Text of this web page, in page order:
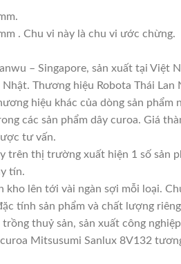
. Chu vi này là chu vi ước chừng.
– Singapore, sản xuất tại
Thương hiệu Robota Thái
hiệu khác của dòng sản
các sản phẩm dây curoa. Giá
tư vấn.
trên thị trường xuất hiện 1 số sản
tín.
lên tới vài ngàn sợi mỗi loại.
tính sản phẩm và chất lượng
thuỷ sản, sản xuất công
Mitsusumi Sanlux 8V132